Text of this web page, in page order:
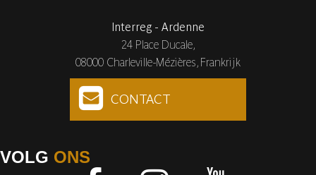
Interreg - Ardenne
24 Place Ducale,
08000 Charleville-Mézières, Frankrijk
CONTACT
VOLG ONS